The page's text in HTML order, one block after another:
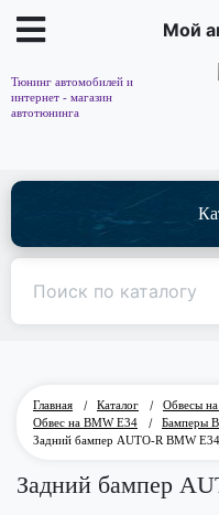
Мой
Тюнинг автомобилей и
интернет - магазин
автотюнинга
Главная / Каталог / Обвесы на
Обвес на BMW E34
/ Бамперы
Задний бампер AUTO-R BMW E34
Задний бампер